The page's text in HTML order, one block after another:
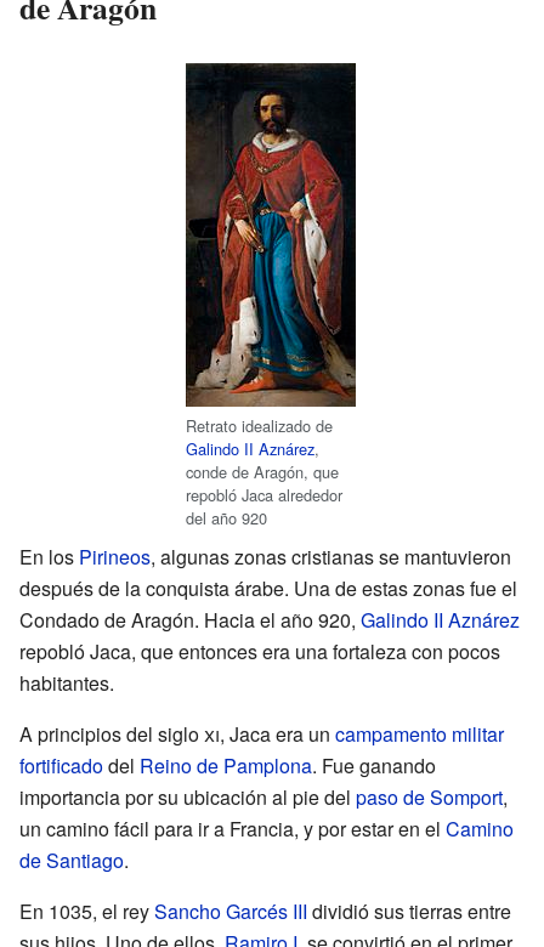
Retrato idealizado de
Galindo II Aznárez,
conde de Aragón, que
repobló Jaca alrededor
del año 920
En los Pirineos, algunas zonas cristianas se mantuvieron
después de la conquista árabe. Una de estas zonas fue el
Condado de Aragón. Hacia el año 920, Galindo II Aznárez
repobló Jaca, que entonces era una fortaleza con pocos
habitantes.
A principios del sigloxi, Jaca era un campamento militar
fortificadodel Reino de Pamplona. Fue ganando
importancia por su ubicación al pie del paso de Somport,
un camino fácil para ir a Francia, y por estar en el Camino
de Santiago.
En 1035, el reySancho Garcés III dividió sus tierras entre